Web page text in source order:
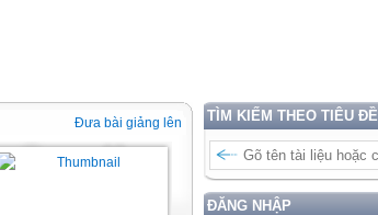
TÌM KIẾM THEO TIÊU ĐỀ
ĐĂNG NHẬP
Đưa bài giảng lên